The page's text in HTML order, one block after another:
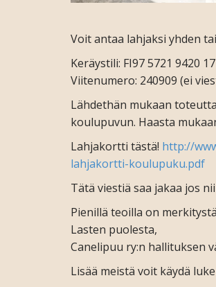
Voit antaa lahjaksi yhden
Keräystili: FI97 5721 9420
Viitenumero: 240909 (ei
Lähdethän mukaan
koulupuvun. Haasta
Lahjakortti tästä! http://
lahjakortti-koulupuku.pdf
Tätä viestiä saa jakaa jos
Pienillä teoilla on
Lasten puolesta,
Canelipuu ry:n hallituksen
Lisää meistä voit käydä